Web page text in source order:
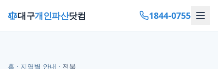
대구개인파산닷컴 1844-0755
홈 · 지역별 안내 · 전북